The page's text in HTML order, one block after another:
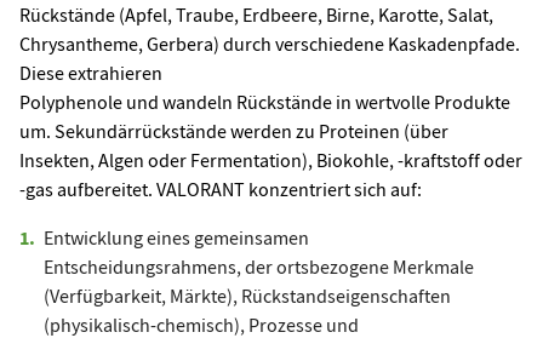
Rückstände (Apfel, Traube, Erdbeere, Birne, Karotte, Salat,
Chrysantheme, Gerbera) durch verschiedene Kaskadenpfade.
Diese extrahieren
Polyphenole und wandeln Rückstände in wertvolle Produkte
um. Sekundärrückstände werden zu Proteinen (über
Insekten, Algen oder Fermentation), Biokohle, -kraftstoff oder
-gas aufbereitet. VALORANT konzentriert sich auf:
Entwicklung eines gemeinsamen
Entscheidungsrahmens, der ortsbezogene Merkmale
(Verfügbarkeit, Märkte), Rückstandseigenschaften
(physikalisch-chemisch), Prozesse und